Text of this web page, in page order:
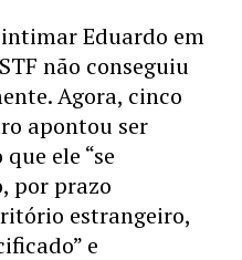
Eduardo em
não conseguiu
Agora, cinco
apontou ser
ele “se
por prazo
estrangeiro,
e